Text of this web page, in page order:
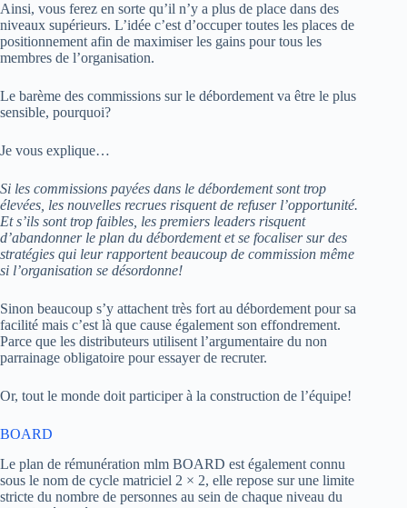
Ainsi, vous ferez en sorte qu’il n’y a plus de place dans des
niveaux supérieurs. L’idée c’est d’occuper toutes les places de
positionnement afin de maximiser les gains pour tous les
membres de l’organisation.
Le barème des commissions sur le débordement va être le plus
sensible, pourquoi?
Je vous explique…
Si les commissions payées dans le débordement sont trop
élevées, les nouvelles recrues risquent de refuser l’opportunité.
Et s’ils sont trop faibles, les premiers leaders risquent
d’abandonner le plan du débordement et se focaliser sur des
stratégies qui leur rapportent beaucoup de commission même
si l’organisation se désordonne!
Sinon beaucoup s’y attachent très fort au débordement pour sa
facilité mais c’est là que cause également son effondrement.
Parce que les distributeurs utilisent l’argumentaire du non
parrainage obligatoire pour essayer de recruter.
Or, tout le monde doit participer à la construction de l’équipe!
BOARD
Le plan de rémunération mlm BOARD est également connu
sous le nom de cycle matriciel 2 × 2, elle repose sur une limite
stricte du nombre de personnes au sein de chaque niveau du